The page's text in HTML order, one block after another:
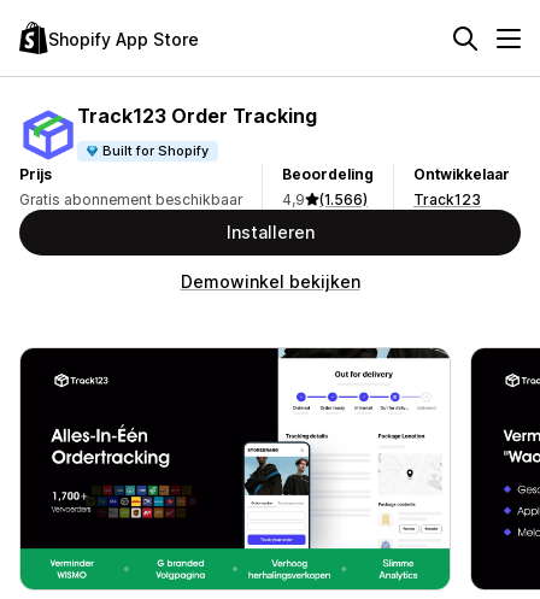
Shopify App Store
Track123 Order Tracking
Built for Shopify
Prijs
Gratis abonnement beschikbaar
Beoordeling
4,9
(1.566)
Ontwikkelaar
Track123
Installeren
Demowinkel bekijken